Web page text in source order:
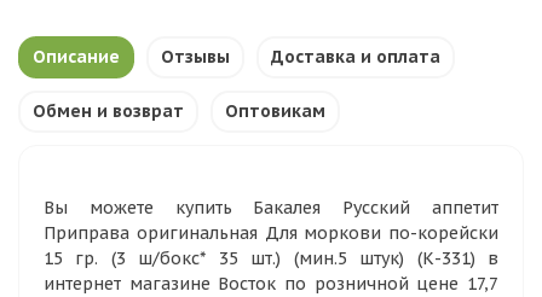
Описание Отзывы Доставка и оплата
Обмен и возврат Оптовикам
Вы можете купить Бакалея Русский аппетит
Приправа оригинальная Для моркови по-корейски
15 гр. (3 ш/бокс* 35 шт.) (мин.5 штук) (К-331) в
интернет магазине Восток по розничной цене 17,7